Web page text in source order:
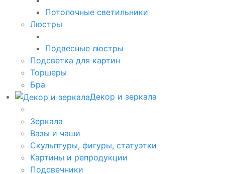
Потолочные светильники
Люстры
Подвесные люстры
Подсветка для картин
Торшеры
Бра
Декор и зеркала
Зеркала
Вазы и чаши
Скульптуры, фигуры, статуэтки
Картины и репродукции
Подсвечники